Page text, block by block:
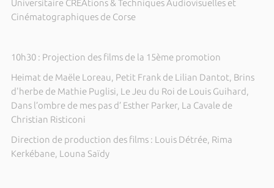
Universitaire CREAtions & Techniques Audiovisuelles et
Cinématographiques de Corse
10h30 : Projection des films de la 15ème promotion
Heimat de Maële Loreau, Petit Frank de Lilian Dantot, Brins
d'herbe de Mathie Puglisi, Le Jeu du Roi de Louis Guihard,
Dans l’ombre de mes pas d’ Esther Parker, La Cavale de
Christian Risticoni
Direction de production des films : Louis Détrée, Rima
Kerkébane, Louna Saïdy